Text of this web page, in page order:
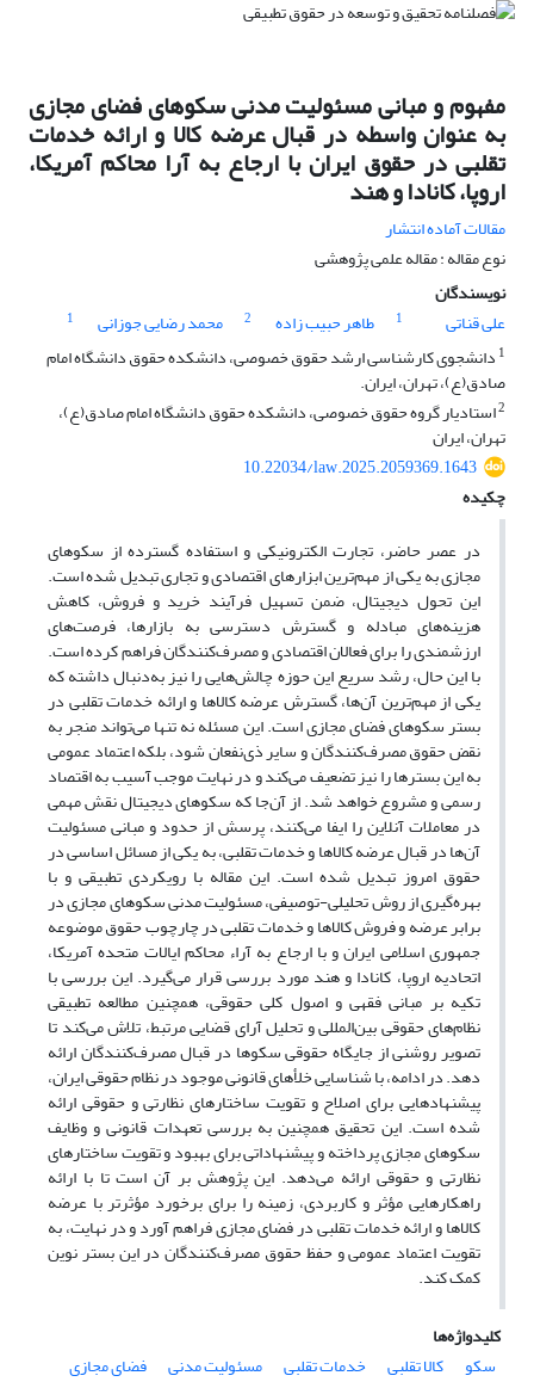
مفهوم و مبانی مسئولیت مدنی سکوهای فضای مجازی
به‌ عنوان واسطه در قبال عرضه کالا و ارائه خدمات
تقلبی در حقوق ایران با ارجاع به آرا محاکم آمریکا،
اروپا، کانادا و هند
مقالات آماده انتشار
نوع مقاله : مقاله علمی پژوهشی
نویسندگان
علی قناتی
1 طاهر حبیب زاده 2 محمد رضایی جوزانی
1
1 دانشجوی کارشناسی ارشد حقوق خصوصی، دانشکده حقوق دانشگاه امام
صادق(ع)، تهران، ایران.
2استادیار گروه حقوق خصوصی، دانشکده حقوق دانشگاه امام صادق(ع)،
تهران، ایران
10.22034/law.2025.2059369.1643
چکیده
در عصر حاضر، تجارت الکترونیکی و استفاده گسترده از سکوهای
مجازی به یکی از مهم‌ترین ابزارهای اقتصادی و تجاری تبدیل شده است.
این تحول دیجیتال، ضمن تسهیل فرآیند خرید و فروش، کاهش
هزینه‌های مبادله و گسترش دسترسی به بازارها، فرصت‌های
ارزشمندی را برای فعالان اقتصادی و مصرف‌کنندگان فراهم کرده است.
با این حال، رشد سریع این حوزه چالش‌هایی را نیز به‌دنبال داشته که
یکی از مهم‌ترین آن‌ها، گسترش عرضه کالاها و ارائه خدمات تقلبی در
بستر سکوهای فضای مجازی است. این مسئله نه تنها می‌تواند منجر به
نقض حقوق مصرف‌کنندگان و سایر ذی‌نفعان شود، بلکه اعتماد عمومی
به این بسترها را نیز تضعیف می‌کند و در نهایت موجب آسیب به اقتصاد
رسمی و مشروع خواهد شد. از آن‌جا که سکوهای دیجیتال نقش مهمی
در معاملات آنلاین را ایفا می‌کنند، پرسش از حدود و مبانی مسئولیت
آن‌ها در قبال عرضه کالاها و خدمات تقلبی، به یکی از مسائل اساسی در
حقوق امروز تبدیل شده است. این مقاله با رویکردی تطبیقی و با
بهره‌گیری از روش تحلیلی-توصیفی، مسئولیت مدنی سکوهای مجازی در
برابر عرضه و فروش کالاها و خدمات تقلبی در چارچوب حقوق موضوعه
جمهوری اسلامی ایران و با ارجاع به آراء محاکم ایالات متحده آمریکا،
اتحادیه اروپا، کانادا و هند مورد بررسی قرار می‌گیرد. این بررسی با
تکیه بر مبانی فقهی و اصول کلی حقوقی، همچنین مطالعه تطبیقی
نظام‌های حقوقی بین‌المللی و تحلیل آرای قضایی مرتبط، تلاش می‌کند تا
تصویر روشنی از جایگاه حقوقی سکوها در قبال مصرف‌کنندگان ارائه
دهد. در ادامه، با شناسایی خلأهای قانونی موجود در نظام حقوقی ایران،
پیشنهادهایی برای اصلاح و تقویت ساختارهای نظارتی و حقوقی ارائه
شده است. این تحقیق همچنین به بررسی تعهدات قانونی و وظایف
سکوهای مجازی پرداخته و پیشنهاداتی برای بهبود و تقویت ساختارهای
نظارتی و حقوقی ارائه می‌دهد. این پژوهش بر آن است تا با ارائه
راهکارهایی مؤثر و کاربردی، زمینه را برای برخورد مؤثرتر با عرضه
کالاها و ارائه خدمات تقلبی در فضای مجازی فراهم آورد و در نهایت، به
تقویت اعتماد عمومی و حفظ حقوق مصرف‌کنندگان در این بستر نوین
کمک کند.
کلیدواژه‌ها
سکو
کالا تقلبی خدمات تقلبی مسئولیت مدنی
فضای مجازی